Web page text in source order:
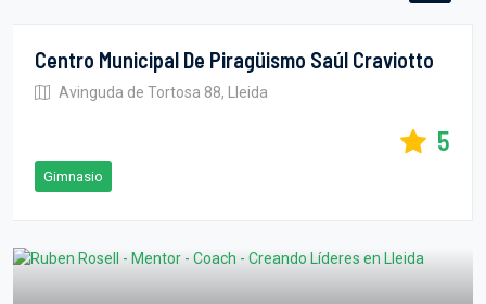
Centro Municipal De Piragüismo Saúl Craviotto
Avinguda de Tortosa 88, Lleida
5
Gimnasio